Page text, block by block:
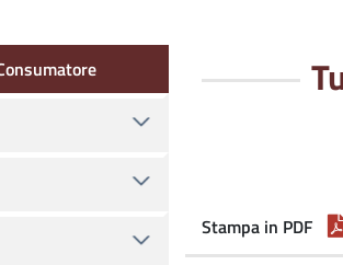
Stampa in PDF
e del Consumatore